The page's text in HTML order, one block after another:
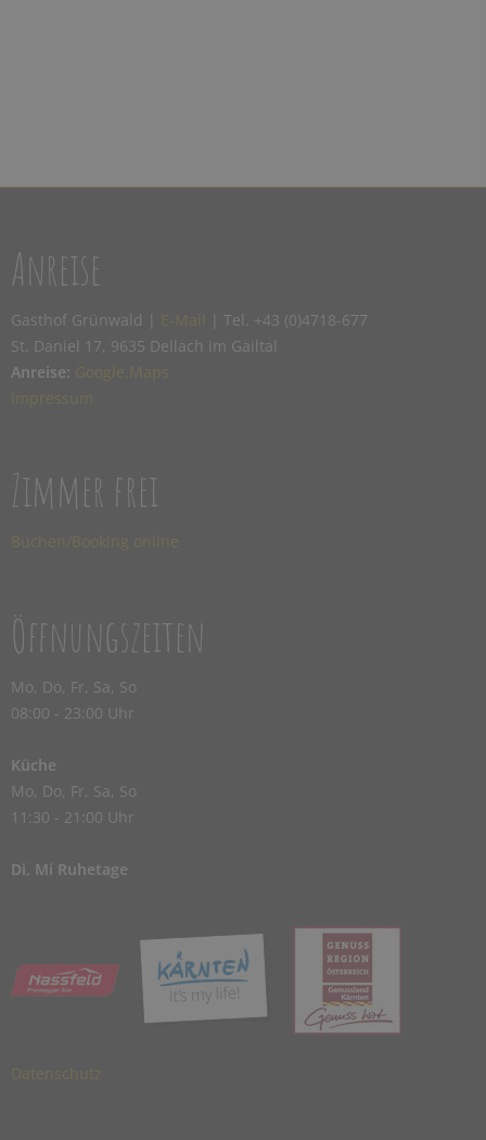
Anreise
Gasthof Grünwald |
| Tel. +43 (0)4718-677
St. Daniel 17, 9635 Dellach im Gailtal
Anreise:
Zimmer frei
Öffnungszeiten
Mo, Do, Fr, Sa, So
08:00 - 23:00 Uhr
Küche
Mo, Do, Fr, Sa, So
11:30 - 21:00 Uhr
Di, Mi Ruhetage